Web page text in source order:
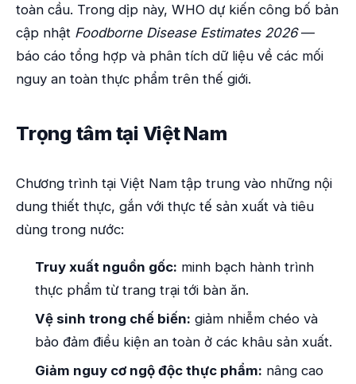
toàn cầu. Trong dịp này, WHO dự kiến công bố bản
cập nhật Foodborne Disease Estimates 2026—
báo cáo tổng hợp và phân tích dữ liệu về các mối
nguy an toàn thực phẩm trên thế giới.
Trọng tâm tại Việt Nam
Chương trình tại Việt Nam tập trung vào những nội
dung thiết thực, gắn với thực tế sản xuất và tiêu
dùng trong nước:
Truy xuất nguồn gốc: minh bạch hành trình
thực phẩm từ trang trại tới bàn ăn.
Vệ sinh trong chế biến: giảm nhiễm chéo và
bảo đảm điều kiện an toàn ở các khâu sản xuất.
Giảm nguy cơ ngộ độc thực phẩm: nâng cao